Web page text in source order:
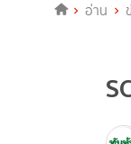
อ่าน